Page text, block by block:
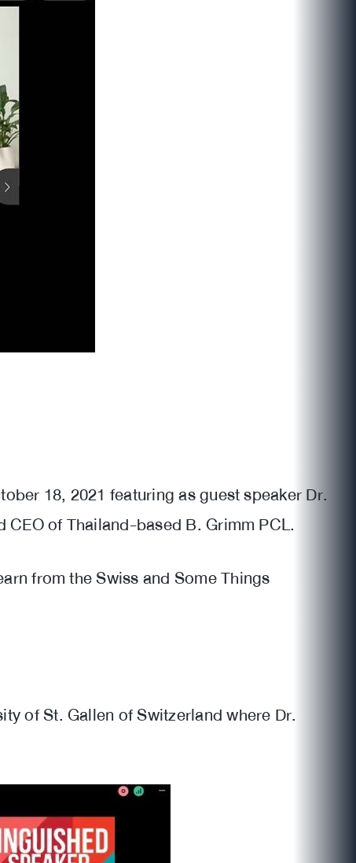
18, 2021 featuring as guest speaker Dr.
of Thailand-based B. Grimm PCL.
from the Swiss and Some Things
of St. Gallen of Switzerland where Dr.